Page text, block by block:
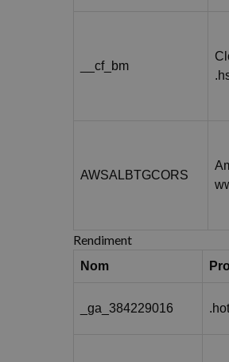
__cf_bm
AWSALBTGCORS
Rendiment
Nom
_ga_384229016